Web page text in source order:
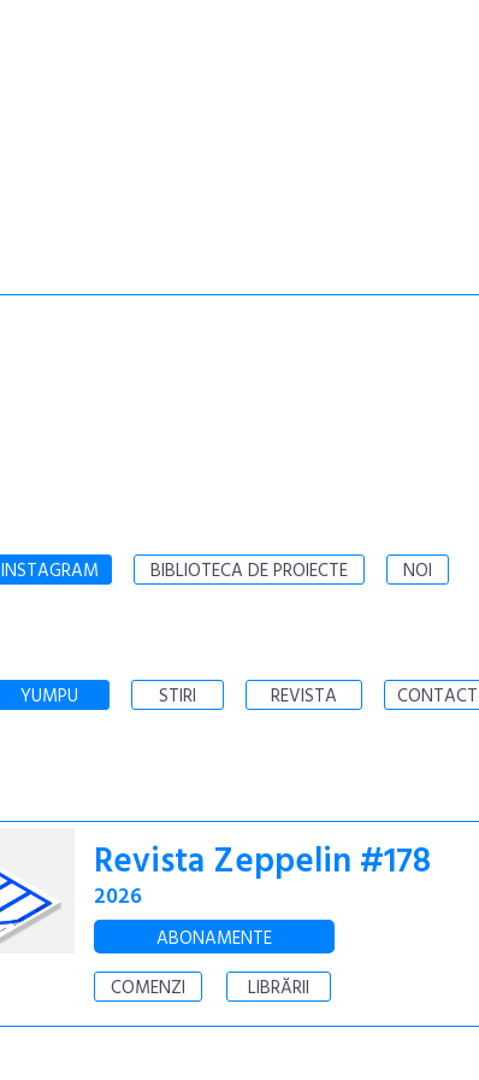
INSTAGRAM BIBLIOTECA DE PROIECTE NOI
YUMPU STIRI REVISTA CONTACT
Revista Zeppelin #178
2026
ABONAMENTE
COMENZI
LIBRĂRII